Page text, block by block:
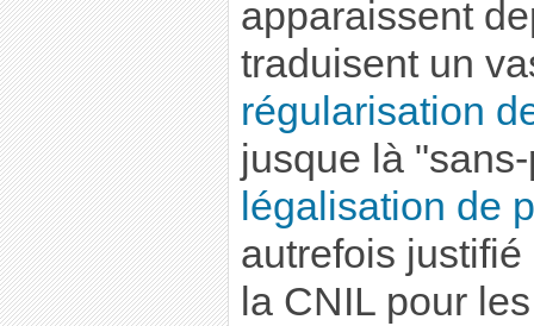
apparaissent
traduisent un
régularisation
jusque là
légalisation de
autrefois
la CNIL pour